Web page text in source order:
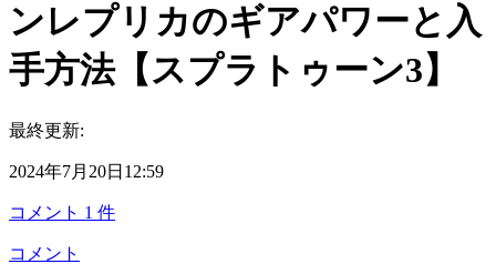
ンレプリカのギアパワーと入
手方法【スプラトゥーン3】
最終更新:
2024年7月20日12:59
コメント 1 件
コメント